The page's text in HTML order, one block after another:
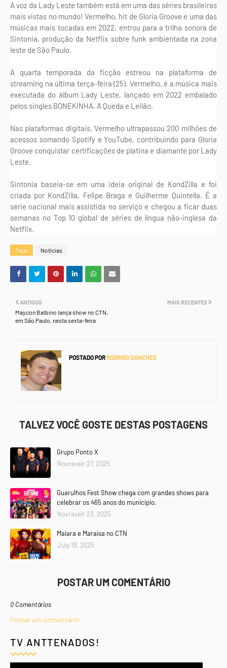
A voz da Lady Leste também está em uma das séries brasileiras
mais vistas no mundo! Vermelho, hit de Gloria Groove e uma das
músicas mais tocadas em 2022, entrou para a trilha sonora de
Sintonia, produção da Netflix sobre funk ambientada na zona
leste de São Paulo.
A quarta temporada da ficção estreou na plataforma de
streaming na última terça-feira (25). Vermelho, é a música mais
executada do álbum Lady Leste, lançado em 2022 embalado
pelos singles BONEKINHA, A Queda e Leilão.
Nas plataformas digitais, Vermelho ultrapassou 200 milhões de
acessos somando Spotify e YouTube, contribuindo para Gloria
Groove conquistar certificações de platina e diamante por Lady
Leste.
Sintonia baseia-se em uma ideia original de KondZilla e foi
criada por KondZilla, Felipe Braga e Guilherme Quintella. É a
série nacional mais assistida no serviço e chegou a ficar duas
semanas no Top 10 global de séries de língua não-inglesa da
Netflix.
Tags Notícias
MAIS RECENTES
ANTIGOS
Maycon Balbino lança show no CTN,
em São Paulo, nesta sexta-feira
POSTADO PORRODRIGO SANCHES
TALVEZ VOCÊ GOSTE DESTAS POSTAGENS
Grupo Ponto X
Novravelr 27, 2025
Guarulhos Fest Show chega com grandes shows para
celebrar os 465 anos do município.
Novravelr 23, 2025
Maiara e Maraisa no CTN
July 18, 2025
POSTAR UM COMENTÁRIO
0 Comentários
Postar um comentário
TV ANTTENADOS!